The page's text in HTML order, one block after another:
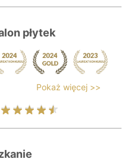
płytek
Pokaż więcej >>